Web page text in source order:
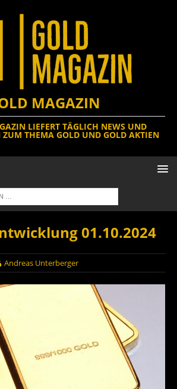
MAGAZIN
LIEFERT TÄGLICH NEWS UND
THEMA GOLD UND GOLD AKTIEN
01.10.2024
Andreas Unterberger